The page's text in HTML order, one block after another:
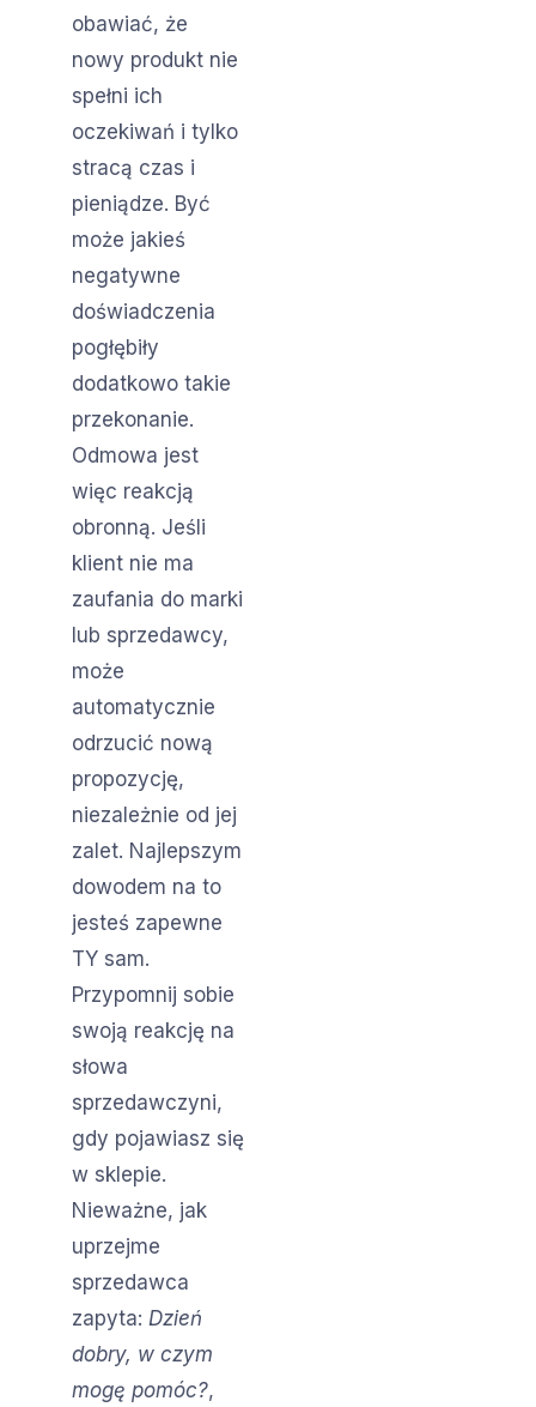
obawiać, że
nowy produkt nie
spełni ich
oczekiwań i tylko
stracą czas i
pieniądze. Być
może jakieś
negatywne
doświadczenia
pogłębiły
dodatkowo takie
przekonanie.
Odmowa jest
więc reakcją
obronną. Jeśli
klient nie ma
zaufania do marki
lub sprzedawcy,
może
automatycznie
odrzucić nową
propozycję,
niezależnie od jej
zalet. Najlepszym
dowodem na to
jesteś zapewne
TY sam.
Przypomnij sobie
swoją reakcję na
słowa
sprzedawczyni,
gdy pojawiasz się
w sklepie.
Nieważne, jak
uprzejme
sprzedawca
zapyta: Dzień
dobry, w czym
mogę pomóc?,